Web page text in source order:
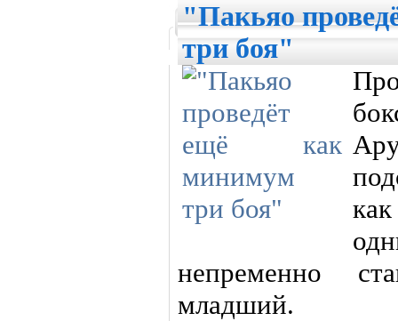
"Пакьяо
три боя"
непременно
младший.